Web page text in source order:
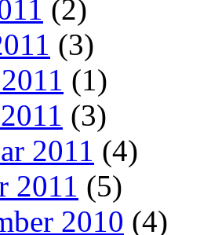
(2)
(3)
(1)
(3)
2011 (4)
2011 (5)
2010 (4)